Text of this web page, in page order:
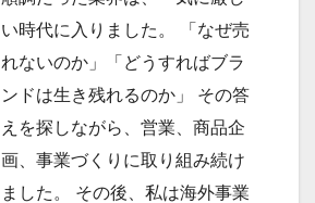
い時代に入りました。 「なぜ売
れないのか」「どうすればブラ
ンドは生き残れるのか」 その答
えを探しながら、営業、商品企
画、事業づくりに取り組み続け
ました。 その後、私は海外事業